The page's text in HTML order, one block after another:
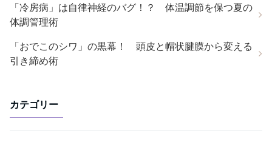
「冷房病」は自律神経のバグ！？ 体温調節を保つ夏の
体調管理術
「おでこのシワ」の黒幕！ 頭皮と帽状腱膜から変える
引き締め術
カテゴリー